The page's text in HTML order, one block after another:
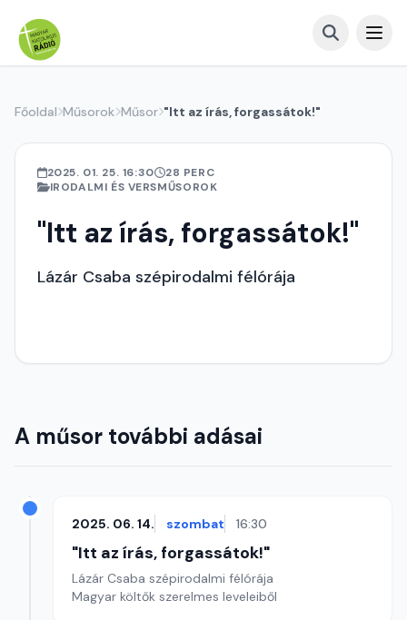
Főoldal Műsorok Műsor "Itt az írás, forgassátok!"
2025. 01. 25. 16:30
28 PERC
IRODALMI ÉS VERSMŰSOROK
"Itt az írás, forgassátok!"
Lázár Csaba szépirodalmi félórája
A műsor további adásai
2025. 06. 14. szombat 16:30
"Itt az írás, forgassátok!"
Lázár Csaba szépirodalmi félórája
Magyar költők szerelmes leveleiből